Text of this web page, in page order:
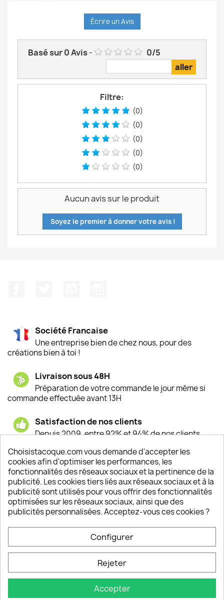
Écrire un Avis
Basé sur0Avis- 0/5
Filtre:
(0)
(0)
(0)
(0)
(0)
Aucun avis sur le produit
Soyez le premier à donner votre avis !
Société Francaise
Une entreprise bien de chez nous, pour des
créations bien à toi !
Livraison sous 48H
Préparation de votre commande le jour même si
commande effectuée avant 13H
Satisfaction de nos clients
Depuis 2009, entre 92% et 94% de nos clients
Un SAV à votre écoute
Notre SAV est disponible 6/7J de 10h à 18H
INFORMATIONS 
VOTRE COMPTE 
Choisistacoque.com vous demande d'accepter les
cookies afin d'optimiser les performances, les
fonctionnalités des réseaux sociaux et la pertinence de la
publicité. Les cookies tiers liés aux réseaux sociaux et à la
publicité sont utilisés pour vous offrir des fonctionnalités
optimisées sur les réseaux sociaux, ainsi que des
publicités personnalisées. Acceptez-vous ces cookies ?
Configurer
Rejeter
Accepter